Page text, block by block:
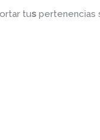
tuspertenencias